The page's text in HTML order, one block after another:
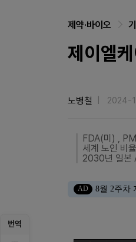
번역
제약·바이오
제이엘
노병철 2024-
FDA(미) ,
세계 노인 비
2030년 일본
AD 8월 2주차